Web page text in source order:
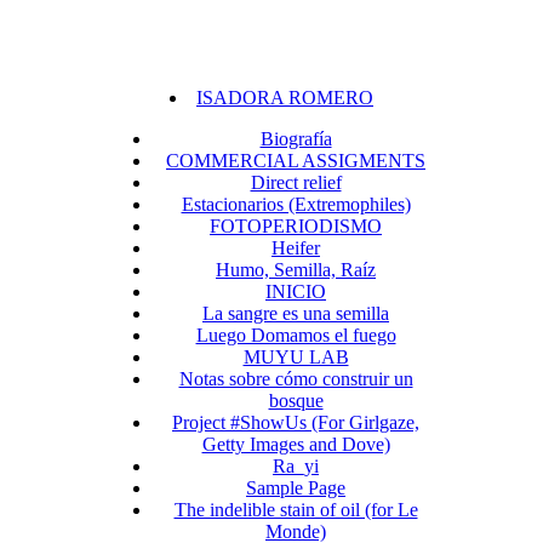
ISADORA ROMERO
Biografía
COMMERCIAL ASSIGMENTS
Direct relief
Estacionarios (Extremophiles)
FOTOPERIODISMO
Heifer
Humo, Semilla, Raíz
INICIO
La sangre es una semilla
Luego Domamos el fuego
MUYU LAB
Notas sobre cómo construir un
bosque
Project #ShowUs (For Girlgaze,
Getty Images and Dove)
Ra_yi
Sample Page
The indelible stain of oil (for Le
Monde)